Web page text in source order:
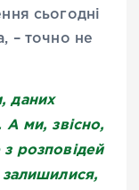
сьогодні
– точно не
даних
А ми, звісно,
розповідей